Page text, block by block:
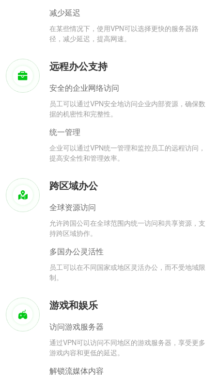
减少延迟
在某些情况下，使用VPN可以选择更快的服务器路
径，减少延迟，提高网速。
远程办公支持
安全的企业网络访问
员工可以通过VPN安全地访问企业内部资源，确保数
据的机密性和完整性。
统一管理
企业可以通过VPN统一管理和监控员工的远程访问，
提高安全性和管理效率。
跨区域办公
全球资源访问
允许跨国公司在全球范围内统一访问和共享资源，支
持跨区域协作。
多国办公灵活性
员工可以在不同国家或地区灵活办公，而不受地域限
制。
游戏和娱乐
访问游戏服务器
通过VPN可以访问不同地区的游戏服务器，享受更多
游戏内容和更低的延迟。
解锁流媒体内容